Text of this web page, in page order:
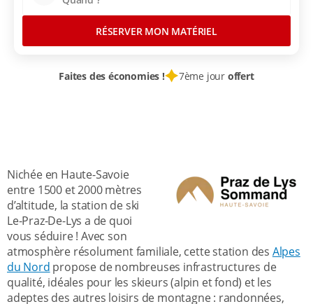
RÉSERVER MON MATÉRIEL
Faites des économies ! 7ème jour offert
Nichée en Haute-Savoie
entre 1500 et 2000 mètres
d’altitude, la station de ski
Le-Praz-De-Lys a de quoi
vous séduire ! Avec son
atmosphère résolument familiale, cette station des Alpes
du Nord propose de nombreuses infrastructures de
qualité, idéales pour les skieurs (alpin et fond) et les
adeptes des autres loisirs de montagne : randonnées,